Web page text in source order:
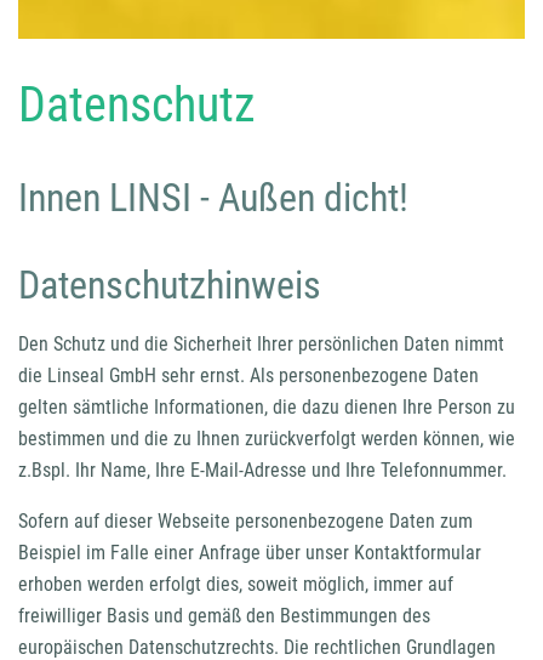
Datenschutz
Innen LINSI - Außen dicht!
Datenschutzhinweis
Den Schutz und die Sicherheit Ihrer persönlichen Daten nimmt
die Linseal GmbH sehr ernst. Als personenbezogene Daten
gelten sämtliche Informationen, die dazu dienen Ihre Person zu
bestimmen und die zu Ihnen zurückverfolgt werden können, wie
z.Bspl. Ihr Name, Ihre E-Mail-Adresse und Ihre Telefonnummer.
Sofern auf dieser Webseite personenbezogene Daten zum
Beispiel im Falle einer Anfrage über unser Kontaktformular
erhoben werden erfolgt dies, soweit möglich, immer auf
freiwilliger Basis und gemäß den Bestimmungen des
europäischen Datenschutzrechts. Die rechtlichen Grundlagen